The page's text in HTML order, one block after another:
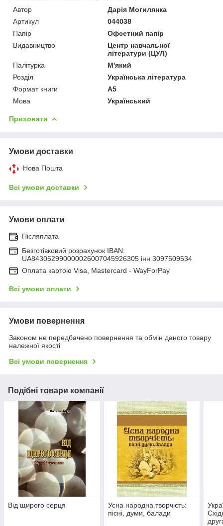
Автор
Дарія Могилянка
Артикул
044038
Папір
Офсетний папір
Видавництво
Центр навчальної
літератури (ЦУЛ)
Палітурка
М'який
Розділ
Українська література
Формат книги
А5
Мова
Український
Приховати
Умови доставки
Нова Пошта
Всі умови доставки
Умови оплати
Післяплата
Безготівковий розрахунок IBAN:
UA843052990000026007045926305 інн 3097509534
Оплата картою Visa, Mastercard - WayForPay
Всі умови оплати
Умови повернення
Законом не передбачено повернення та обмін даного товару
належної якості
Всі умови повернення
Подібні товари компанії
Від щирого серця
Усна народна творчість:
пісні, думи, балади